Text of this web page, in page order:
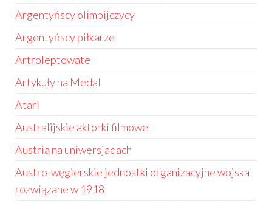
Argentyńscy olimpijczycy
Argentyńscy piłkarze
Artroleptowate
Artykuły na Medal
Atari
Australijskie aktorki filmowe
Austria na uniwersjadach
Austro-węgierskie jednostki organizacyjne wojska
rozwiązane w 1918